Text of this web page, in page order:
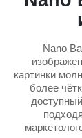
Nano
картинки
более